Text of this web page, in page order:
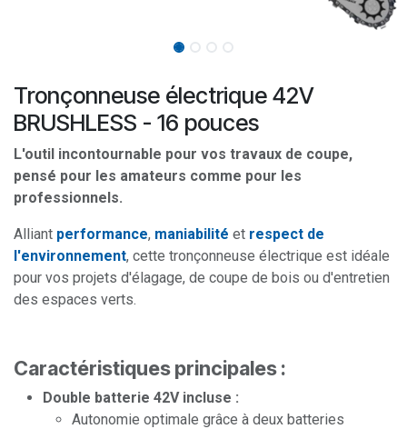
Tronçonneuse électrique 42V
BRUSHLESS - 16 pouces
L'outil incontournable pour vos travaux de coupe,
pensé pour les amateurs comme pour les
professionnels.
Alliant performance, maniabilité et respect de
l'environnement, cette tronçonneuse électrique est idéale
pour vos projets d'élagage, de coupe de bois ou d'entretien
des espaces verts.
Caractéristiques principales :
Double batterie 42V incluse :
Autonomie optimale grâce à deux batteries